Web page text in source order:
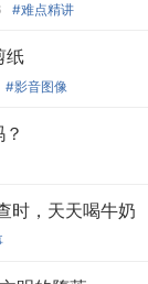
#难点精讲
纸
#影音图像
时，天天喝牛奶